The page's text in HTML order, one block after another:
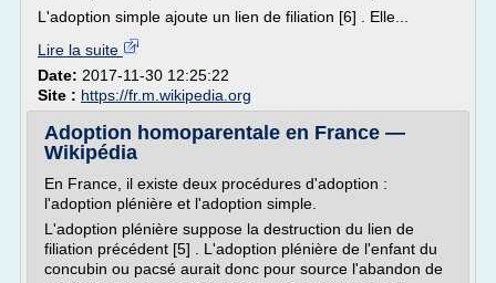
L'adoption simple ajoute un lien de filiation [6] . Elle...
Lire la suite
Date: 2017-11-30 12:25:22
Site : https://fr.m.wikipedia.org
Adoption homoparentale en France —
Wikipédia
En France, il existe deux procédures d'adoption :
l'adoption plénière et l'adoption simple.
L'adoption plénière suppose la destruction du lien de
filiation précédent [5] . L'adoption plénière de l'enfant du
concubin ou pacsé aurait donc pour source l'abandon de